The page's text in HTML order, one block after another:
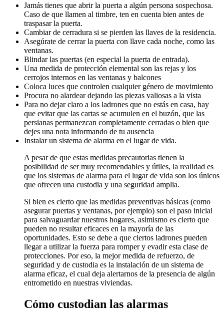
Jamás tienes que abrir la puerta a algún persona sospechosa.
Caso de que llamen al timbre, ten en cuenta bien antes de
traspasar la puerta.
Cambiar de cerradura si se pierden las llaves de la residencia.
Asegúrate de cerrar la puerta con llave cada noche, como las
ventanas.
Blindar las puertas (en especial la puerta de entrada).
Una medida de protección elemental son las rejas y los
cerrojos internos en las ventanas y balcones
Coloca luces que controlen cualquier género de movimiento
Procura no alardear dejando las piezas valiosas a la vista
Para no dejar claro a los ladrones que no estás en casa, hay
que evitar que las cartas se acumulen en el buzón, que las
persianas permanezcan completamente cerradas o bien que
dejes una nota informando de tu ausencia
Instalar un sistema de alarma en el lugar de vida.
A pesar de que estas medidas precautorias tienen la
posibilidad de ser muy recomendables y útiles, la realidad es
que los sistemas de alarma para el lugar de vida son los únicos
que ofrecen una custodia y una seguridad amplia.
Si bien es cierto que las medidas preventivas básicas (como
asegurar puertas y ventanas, por ejemplo) son el paso inicial
para salvaguardar nuestros hogares, asimismo es cierto que
pueden no resultar eficaces en la mayoría de las
oportunidades. Esto se debe a que ciertos ladrones pueden
llegar a utilizar la fuerza para romper y evadir esta clase de
protecciones. Por eso, la mejor medida de refuerzo, de
seguridad y de custodia es la instalación de un sistema de
alarma eficaz, el cual deja alertarnos de la presencia de algún
entrometido en nuestras viviendas.
Cómo custodian las alarmas